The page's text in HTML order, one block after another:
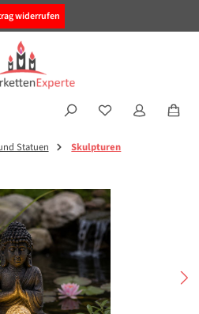
widerrufen
Statuen Skulpturen